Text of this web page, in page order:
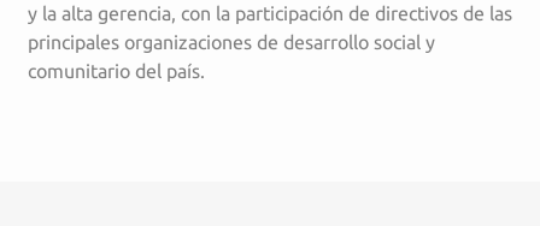
y la alta gerencia, con la participación de directivos de las
principales organizaciones de desarrollo social y
comunitario del país.